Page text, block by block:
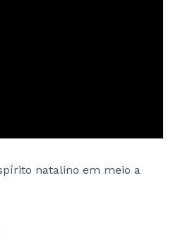
natalino em meio a